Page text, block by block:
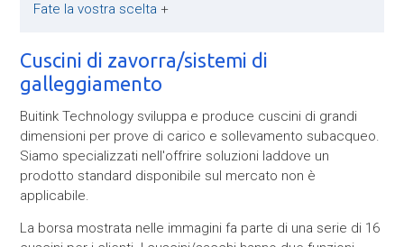
Fate la vostra scelta +
Cuscini di zavorra/sistemi di
galleggiamento
Buitink Technology sviluppa e produce cuscini di grandi
dimensioni per prove di carico e sollevamento subacqueo.
Siamo specializzati nell'offrire soluzioni laddove un
prodotto standard disponibile sul mercato non è
applicabile.
La borsa mostrata nelle immagini fa parte di una serie di 16